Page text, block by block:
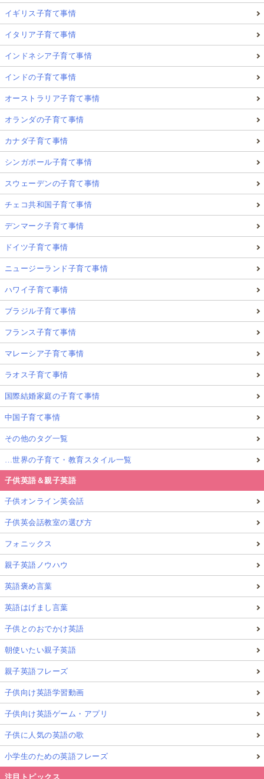
イギリス子育て事情
イタリア子育て事情
インドネシア子育て事情
インドの子育て事情
オーストラリア子育て事情
オランダの子育て事情
カナダ子育て事情
シンガポール子育て事情
スウェーデンの子育て事情
チェコ共和国子育て事情
デンマーク子育て事情
ドイツ子育て事情
ニュージーランド子育て事情
ハワイ子育て事情
ブラジル子育て事情
フランス子育て事情
マレーシア子育て事情
ラオス子育て事情
国際結婚家庭の子育て事情
中国子育て事情
その他のタグ一覧
…世界の子育て・教育スタイル一覧
子供英語＆親子英語
子供オンライン英会話
子供英会話教室の選び方
フォニックス
親子英語ノウハウ
英語褒め言葉
英語はげまし言葉
子供とのおでかけ英語
朝使いたい親子英語
親子英語フレーズ
子供向け英語学習動画
子供向け英語ゲーム・アプリ
子供に人気の英語の歌
小学生のための英語フレーズ
注目トピックス